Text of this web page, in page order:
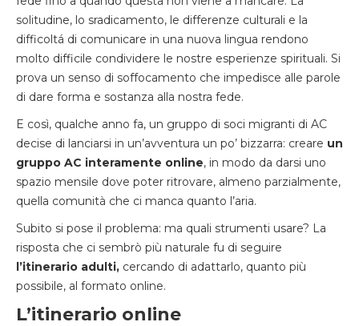
solitudine, lo sradicamento, le differenze culturali e la
difficoltá di comunicare in una nuova lingua rendono
molto difficile condividere le nostre esperienze spirituali. Si
prova un senso di soffocamento che impedisce alle parole
di dare forma e sostanza alla nostra fede.
E così, qualche anno fa, un gruppo di soci migranti di AC
decise di lanciarsi in un’avventura un po’ bizzarra: creare un
gruppo AC interamente online, in modo da darsi uno
spazio mensile dove poter ritrovare, almeno parzialmente,
quella comunità che ci manca quanto l’aria.
Subito si pose il problema: ma quali strumenti usare? La
risposta che ci sembrò più naturale fu di seguire
l’itinerario adulti, cercando di adattarlo, quanto più
possibile, al formato online.
L’itinerario online